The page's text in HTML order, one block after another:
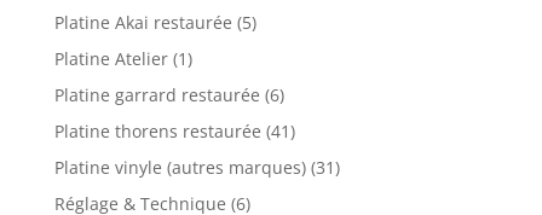
Platine Akai restaurée (5)
Platine Atelier(1)
Platine garrard restaurée (6)
Platine thorens restaurée (41)
Platine vinyle (autres marques)(31)
Réglage & Technique (6)